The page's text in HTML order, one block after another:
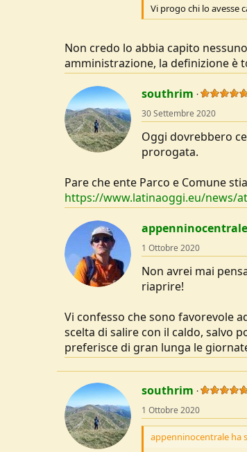
Vi progo chi lo avesse
Non credo lo abbia capito
amministrazione, la definizione è
southrim
30 Settembre 2020
Oggi dovrebbero
prorogata.
Pare che ente Parco e Comune
https://www.latinaoggi.eu/news/
appenninocentrale
1 Ottobre 2020
Non avrei mai
riaprire!
Vi confesso che sono favorevole
scelta di salire con il caldo, salvo
preferisce di gran lunga le
southrim
1 Ottobre 2020
appenninocentrale ha